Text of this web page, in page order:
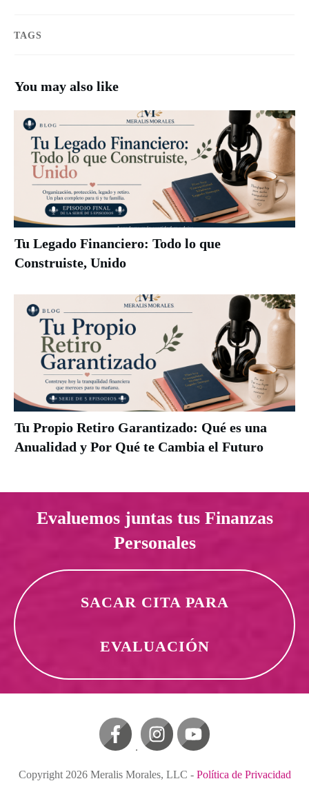
TAGS
You may also like
Tu Legado Financiero: Todo lo que
Construiste, Unido
Tu Propio Retiro Garantizado: Qué es una
Anualidad y Por Qué te Cambia el Futuro
Evaluemos juntas tus Finanzas
Personales
SACAR CITA PARA
EVALUACIÓN
Copyright 2026 Meralis Morales, LLC - Política de Privacidad